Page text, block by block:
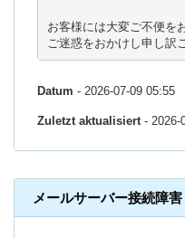
お客様には大変ご不便を
ご迷惑をおかけし申し訳
Datum - 2026-07-09 05:55
Zuletzt aktualisiert- 2026-
メールサーバー接続障